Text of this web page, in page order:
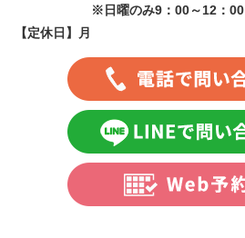
※日曜のみ9：00～12：00
【定休日】
月